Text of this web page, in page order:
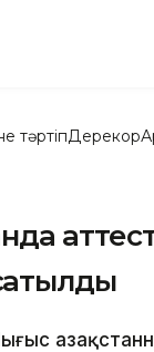
тәртіпДерекқор